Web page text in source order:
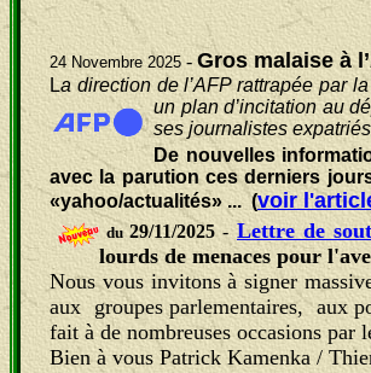
24 Novembre 2025- Gros malaise à
La direction de l’AFP rattrapée par
un plan d’incitation au
ses journalistes expatriés
De nouvelles
avec la parution ces derniers
«yahoo/actualités» ... (voir
du29/11/2025- Lettre de
lourds de menaces pour
Nous vous invitons à signer
aux groupes parlementaires, aux
fait à de nombreuses occasions par
Bien à vous Patrick Kamenka /